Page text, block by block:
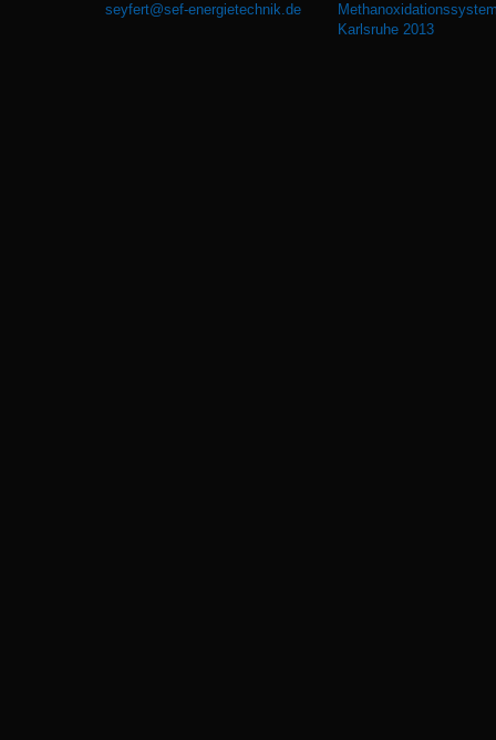
seyfert@sef-energietechnik.de
Karlsruhe 2013